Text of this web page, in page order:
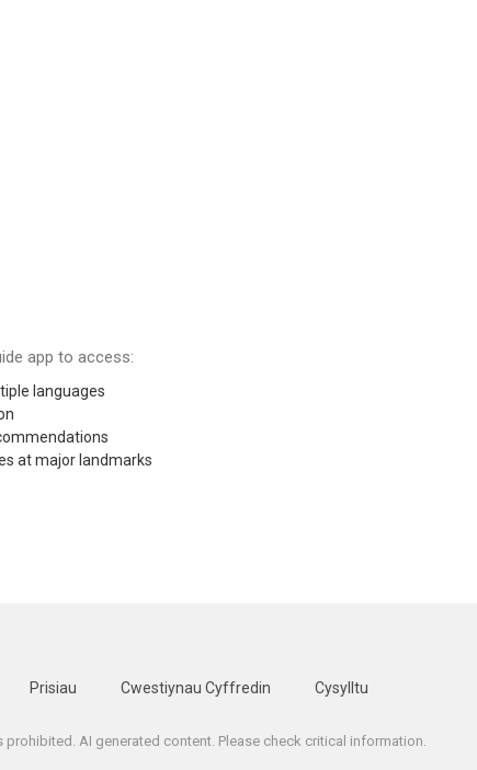
app to access:
languages
at major landmarks
Prisiau Cwestiynau Cyffredin Cysylltu
AI generated content. Please check critical information.